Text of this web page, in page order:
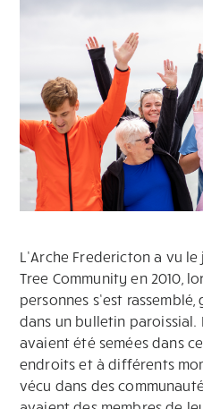
L’Arche Fredericton a vu
Tree Community en 2010,
personnes s’est
dans un bulletin paroissial.
avaient été semées dans
endroits et à différents
vécu dans des